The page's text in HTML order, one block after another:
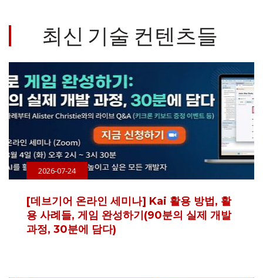
최신 기술 컨텐츠들
2026-07-24
[데브기어 온라인 세미나] Kai 활용 방법, 활
용 사례들, 게임 완성하기(90분의 실제 개발
과정, 30분에 담다)